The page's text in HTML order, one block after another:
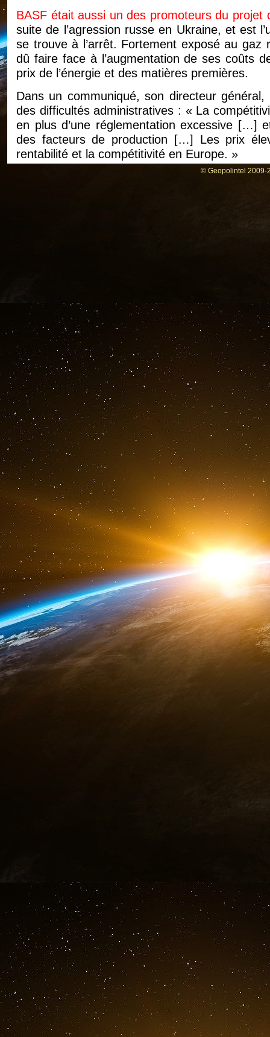
BASF était aussi un des promoteurs du projet
suite de l’agression russe en Ukraine, et est
se trouve à l’arrêt. Fortement exposé au
dû faire face à l’augmentation de ses coûts
prix de l’énergie et des matières premières.
Dans un communiqué, son directeur
des difficultés administratives : « La
en plus d’une réglementation excessive […]
des facteurs de production […] Les prix
rentabilité et la compétitivité en Europe. »
Des économies de 495 millions de francs par
Les sites de production de divers composés
raison d’une demande trop faible sur le
installations. Mais dans les explications
l’augmentation des coûts de production. Des
aux Etats-Unis doivent permettre de
fermées.
Le groupe prévoit également 2600
services commerciaux, dans ses
réorganisation de ses structures
les employés allemands du groupe. Selon
500 millions d’euros (495 millions de francs)
et 200 millions de plus à partir de 2027 sur le
Le Temps CH
© Geopolintel 2009-